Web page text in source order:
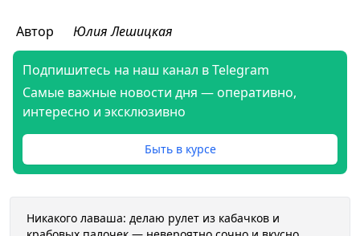
Автор Юлия Лешицкая
Подпишитесь на наш канал в Telegram
Самые важные новости дня — оперативно,
интересно и эксклюзивно
Быть в курсе
Никакого лаваша: делаю рулет из кабачков и